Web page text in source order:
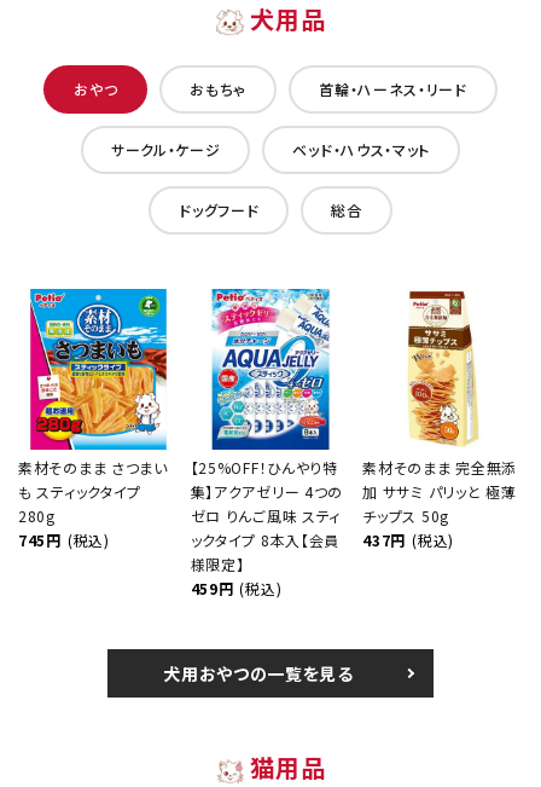
犬用品
おやつ おもちゃ 首輪・ハーネス・リード
サークル・ケージ ベッド・ハウス・マット
ドッグフード 総合
素材そのまま さつまい
も スティックタイプ
280g
745円 (税込)
【25%OFF！ひんやり特
集】アクアゼリー 4つの
ゼロ りんご風味 スティ
ックタイプ 8本入【会員
様限定】
459円 (税込)
素材そのまま 完全無添
加 ササミ パリッと 極薄
チップス 50g
437円 (税込)
犬用おやつの一覧を見る
猫用品